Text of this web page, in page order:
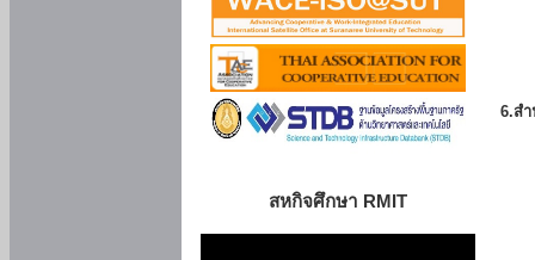
สหกิจศึกษา RMIT
6.ส